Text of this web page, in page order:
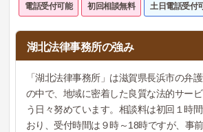
電話受付可能 初回相談無料 土日電話受付
湖北法律事務所の強み
「湖北法律事務所」は滋賀県長浜市の弁
の中で、地域に密着した良質な法的サー
う日々努めています。相談料は初回１時
おり、受付時間は９時～18時ですが、事